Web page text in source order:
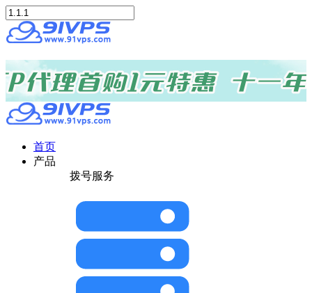
首页
产品
拨号服务